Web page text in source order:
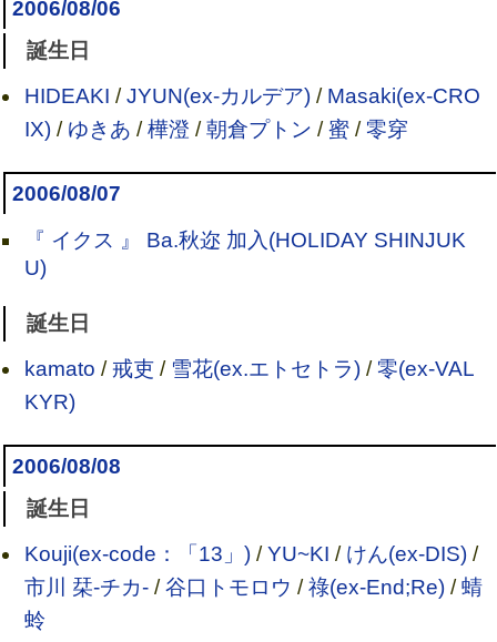
2006/08/06
誕生日
HIDEAKI /JYUN(ex-カルデア)/ Masaki(ex-CRO
IX)/ ゆきあ /樺澄 /朝倉プトン /蜜/ 零穿
2006/08/07
『 イクス 』 Ba.秋迩 加入(HOLIDAY SHINJUK
U)
誕生日
kamato /戒吏/ 雪花(ex.エトセトラ)/ 零(ex-VAL
KYR)
2006/08/08
誕生日
Kouji(ex-code：「13」)/YU~KI / けん(ex-DIS)/
市川 栞-チカ-/谷口トモロウ /祿(ex-End;Re)/蜻
蛉